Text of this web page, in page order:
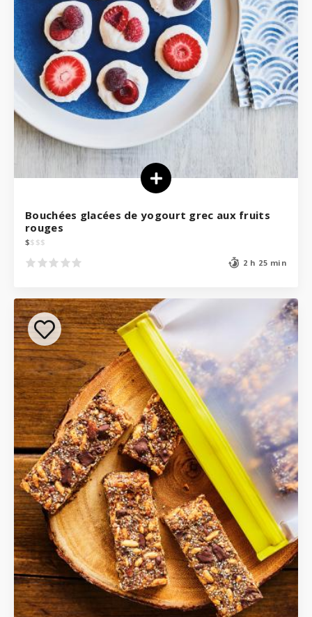
Bouchées glacées de yogourt grec aux fruits
rouges
$$ $$
2 h 25 min